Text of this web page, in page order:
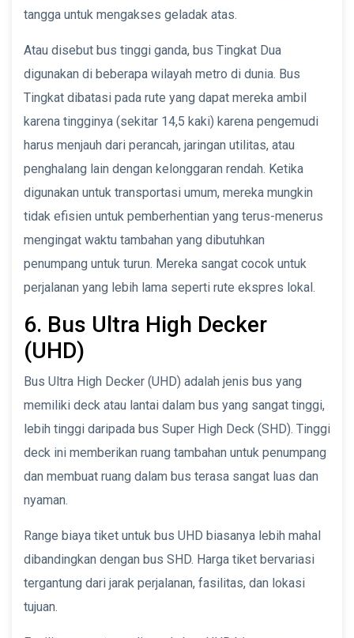
tangga untuk mengakses geladak atas.
Atau disebut bus tinggi ganda, bus Tingkat Dua
digunakan di beberapa wilayah metro di dunia. Bus
Tingkat dibatasi pada rute yang dapat mereka ambil
karena tingginya (sekitar 14,5 kaki) karena pengemudi
harus menjauh dari perancah, jaringan utilitas, atau
penghalang lain dengan kelonggaran rendah. Ketika
digunakan untuk transportasi umum, mereka mungkin
tidak efisien untuk pemberhentian yang terus-menerus
mengingat waktu tambahan yang dibutuhkan
penumpang untuk turun. Mereka sangat cocok untuk
perjalanan yang lebih lama seperti rute ekspres lokal.
6. Bus Ultra High Decker
(UHD)
Bus Ultra High Decker (UHD) adalah jenis bus yang
memiliki deck atau lantai dalam bus yang sangat tinggi,
lebih tinggi daripada bus Super High Deck (SHD). Tinggi
deck ini memberikan ruang tambahan untuk penumpang
dan membuat ruang dalam bus terasa sangat luas dan
nyaman.
Range biaya tiket untuk bus UHD biasanya lebih mahal
dibandingkan dengan bus SHD. Harga tiket bervariasi
tergantung dari jarak perjalanan, fasilitas, dan lokasi
tujuan.